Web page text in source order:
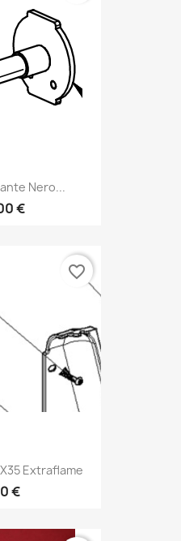
Nero...
€
Extraflame
€
favorite_border